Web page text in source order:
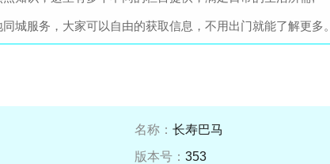
城服务，大家可以自由的获取信息，不用出门就能了解更多。
名称： 长寿巴马
版本号： 353